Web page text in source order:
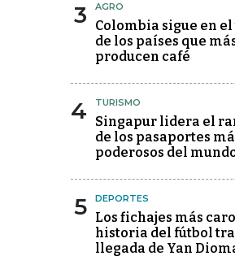
3 AGRO
Colombia sigue en
de los países que
producen café
4 TURISMO
Singapur lidera el
de los pasaportes
poderosos del
5 DEPORTES
Los fichajes más
historia del fútbol
llegada de Yan